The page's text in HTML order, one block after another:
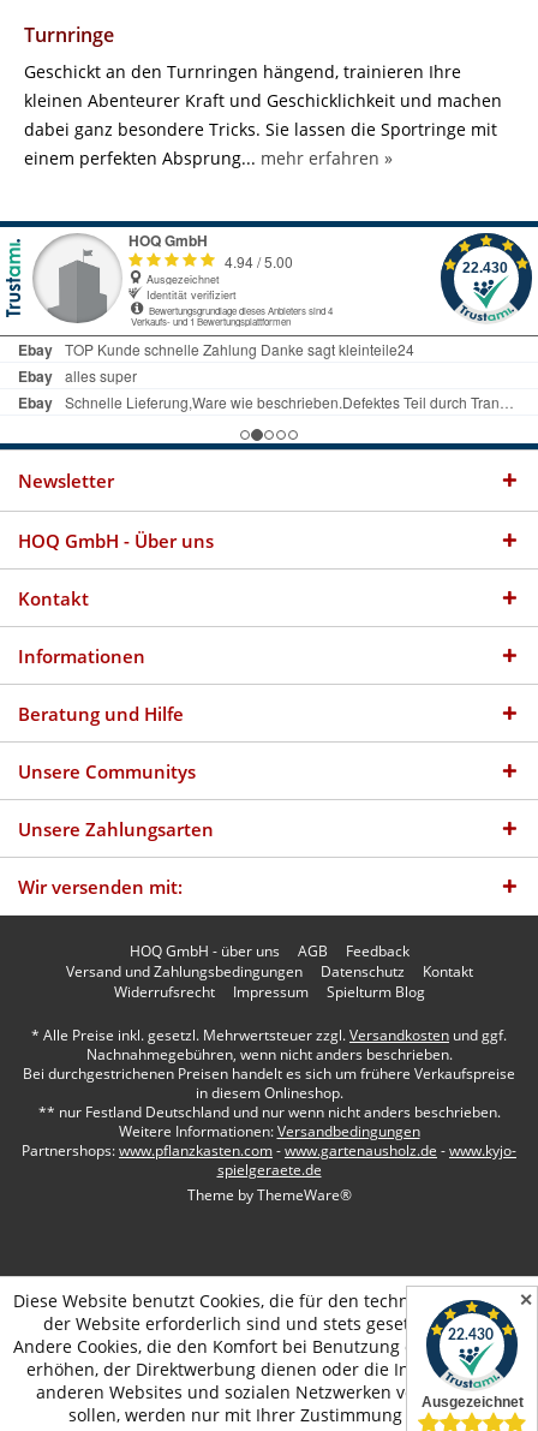
Turnringe
Geschickt an den Turnringen hängend, trainieren Ihre
kleinen Abenteurer Kraft und Geschicklichkeit und machen
dabei ganz besondere Tricks. Sie lassen die Sportringe mit
einem perfekten Absprung... mehr erfahren »
✕
Newsletter
HOQ GmbH - Über uns
Kontakt
Informationen
Beratung und Hilfe
Unsere Communitys
Unsere Zahlungsarten
Wir versenden mit:
HOQ GmbH - über uns AGB
Feedback
Versand und Zahlungsbedingungen
Datenschutz
Kontakt
Widerrufsrecht
Impressum Spielturm Blog
* Alle Preise inkl. gesetzl. Mehrwertsteuer zzgl.Versandkosten und ggf.
Nachnahmegebühren, wenn nicht anders beschrieben.
Bei durchgestrichenen Preisen handelt es sich um frühere Verkaufspreise
in diesem Onlineshop.
** nur Festland Deutschland und nur wenn nicht anders beschrieben.
Weitere Informationen:Versandbedingungen
Partnershops:www.pflanzkasten.com-www.gartenausholz.de -www.kyjo-
spielgeraete.de
Theme byThemeWare®
Diese Website benutzt Cookies, die für den technischen Betrieb
der Website erforderlich sind und stets gesetzt werden.
Andere Cookies, die den Komfort bei Benutzung dieser Website
erhöhen, der Direktwerbung dienen oder die Interaktion mit
anderen Websites und sozialen Netzwerken vereinfachen
sollen, werden nur mit Ihrer Zustimmung gesetzt.